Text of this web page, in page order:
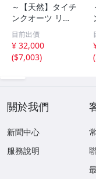
～【天然】タイチ
ンクオーツ リン
グ s925 3.1g
目前出價
¥ 32,000
($7,003)
(
關於我們
新聞中心
服務說明